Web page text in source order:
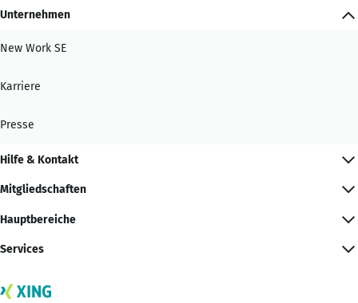
Unternehmen
New Work SE
Karriere
Presse
Hilfe & Kontakt
Mitgliedschaften
Hauptbereiche
Services